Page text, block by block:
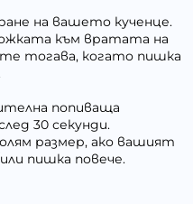
на вашето кученце.
към вратата на
тогава, когато пишка
попиваща
30 секунди.
размер, ако вашият
пишка повече.